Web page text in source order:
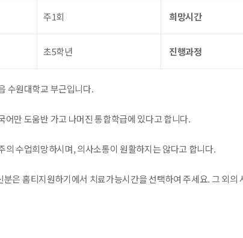
주1회 희망시간
초5학년 진행과정
수원대학교 부근입니다.
어만 도움반 가고 나머진 통합학급에 있다고 합니다.
의 수업희망하시며, 의사소통이 원활하지는 않다고 합니다.
분은 홈티지원하기에서 치료가능시간을 선택하여 주세요. 그 외의